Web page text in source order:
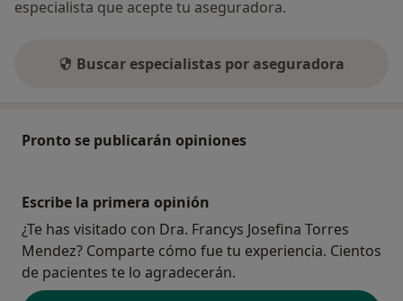
especialista que acepte tu aseguradora.
Buscar especialistas por aseguradora
Pronto se publicarán opiniones
Escribe la primera opinión
¿Te has visitado con Dra. Francys Josefina Torres
Mendez? Comparte cómo fue tu experiencia. Cientos
de pacientes te lo agradecerán.